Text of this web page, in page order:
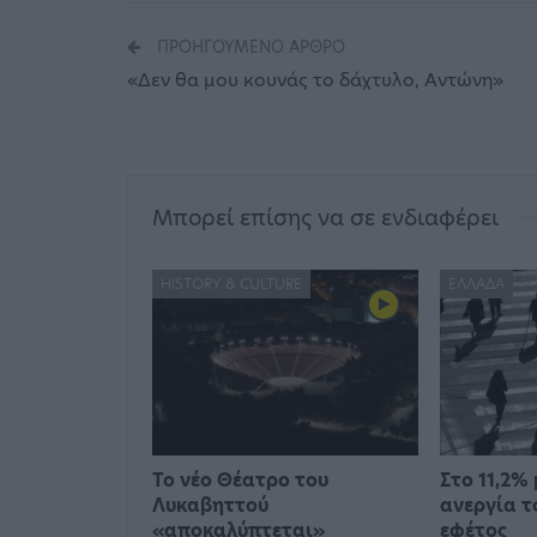
ΠΡΟΗΓΟΎΜΕΝΟ ΆΡΘΡΟ
«Δεν θα μου κουνάς το δάχτυλο, Αντώνη»
Μπορεί επίσης να σε ενδιαφέρει
HISTORY & CULTURE
Το νέο Θέατρο του
Λυκαβηττού
«αποκαλύπτεται»
ΕΛΛΆΔΑ
Στο
ανεργία
εφέτος